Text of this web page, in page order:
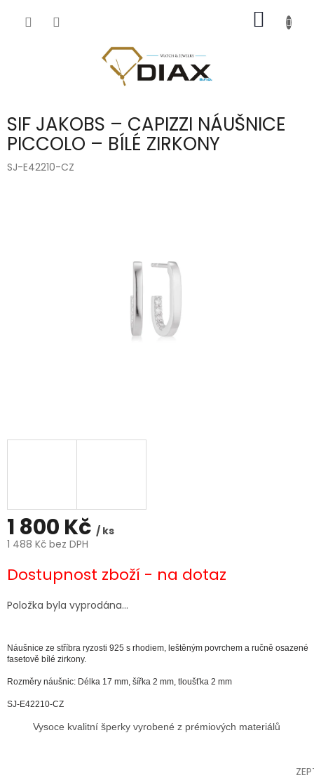
KOŠÍK
SIF JAKOBS – CAPIZZI NÁUŠNICE
PICCOLO – BÍLÉ ZIRKONY
SJ-E42210-CZ
1 800 Kč / ks
1 488 Kč bez DPH
cena:
Dostupnost zboží - na dotaz
Položka byla vyprodána…
Náušnice ze stříbra ryzosti 925 s rhodiem, leštěným povrchem a ručně osazené
fasetově bílé zirkony.
Rozměry náušnic: Délka 17 mm, šířka 2 mm, tloušťka 2 mm
SJ-E42210-CZ
Vysoce kvalitní šperky vyrobené z prémiových materiálů